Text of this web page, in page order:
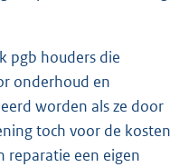
pgb houders die
onderhoud en
worden als ze door
toch voor de kosten
reparatie een eigen